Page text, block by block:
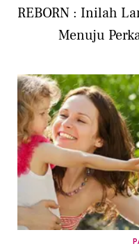
REBORN : Inilah
Menuju